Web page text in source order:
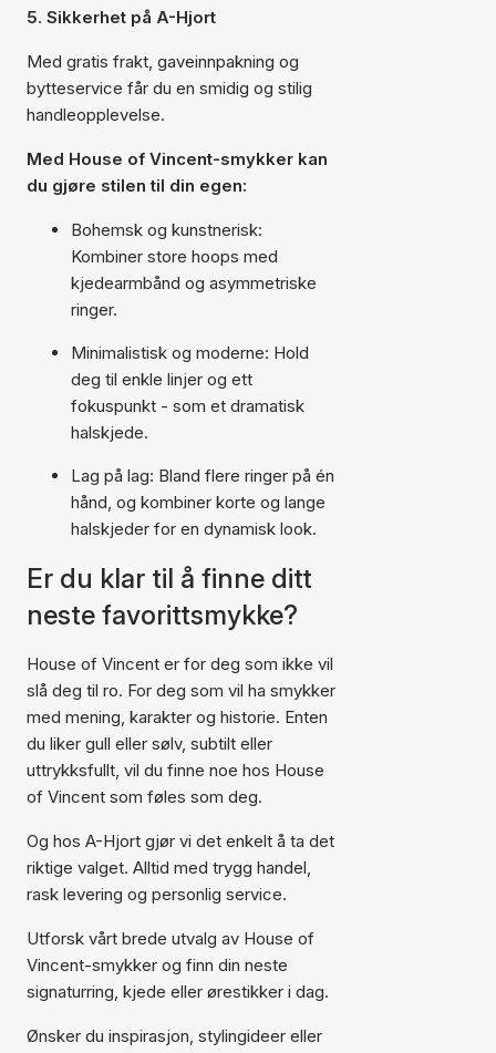
5. Sikkerhet på A-Hjort
Med gratis frakt, gaveinnpakning og
bytteservice får du en smidig og stilig
handleopplevelse.
Med House of Vincent-smykker kan
du gjøre stilen til din egen:
Bohemsk og kunstnerisk:
Kombiner store hoops med
kjedearmbånd og asymmetriske
ringer.
Minimalistisk og moderne: Hold
deg til enkle linjer og ett
fokuspunkt - som et dramatisk
halskjede.
Lag på lag: Bland flere ringer på én
hånd, og kombiner korte og lange
halskjeder for en dynamisk look.
Er du klar til å finne ditt
neste favorittsmykke?
House of Vincent er for deg som ikke vil
slå deg til ro. For deg som vil ha smykker
med mening, karakter og historie. Enten
du liker gull eller sølv, subtilt eller
uttrykksfullt, vil du finne noe hos House
of Vincent som føles som deg.
Og hos A-Hjort gjør vi det enkelt å ta det
riktige valget. Alltid med trygg handel,
rask levering og personlig service.
Utforsk vårt brede utvalg av House of
Vincent-smykker og finn din neste
signaturring, kjede eller ørestikker i dag.
Ønsker du inspirasjon, stylingideer eller